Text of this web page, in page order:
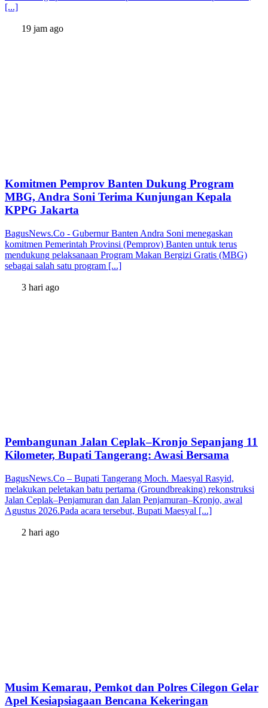
[...]
19 jam ago
Komitmen Pemprov Banten Dukung Program
MBG, Andra Soni Terima Kunjungan Kepala
KPPG Jakarta
BagusNews.Co - Gubernur Banten Andra Soni menegaskan
komitmen Pemerintah Provinsi (Pemprov) Banten untuk terus
mendukung pelaksanaan Program Makan Bergizi Gratis (MBG)
sebagai salah satu program [...]
3 hari ago
Pembangunan Jalan Ceplak–Kronjo Sepanjang 11
Kilometer, Bupati Tangerang: Awasi Bersama
BagusNews.Co – Bupati Tangerang Moch. Maesyal Rasyid,
melakukan peletakan batu pertama (Groundbreaking) rekonstruksi
Jalan Ceplak–Penjamuran dan Jalan Penjamuran–Kronjo, awal
Agustus 2026.Pada acara tersebut, Bupati Maesyal [...]
2 hari ago
Musim Kemarau, Pemkot dan Polres Cilegon Gelar
Apel Kesiapsiagaan Bencana Kekeringan